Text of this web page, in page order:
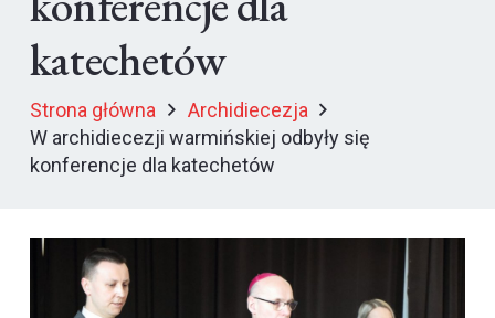
katechetów
Strona główna
Archidiecezja
W archidiecezji warmińskiej odbyły się
konferencje dla katechetów